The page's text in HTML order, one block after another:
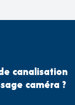
canalisation
caméra ?